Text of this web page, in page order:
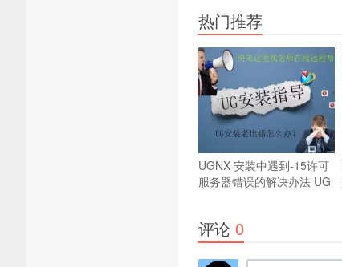
热门推荐
UGNX 安装中遇到-15许可
服务器错误的解决办法 UG
评论 0